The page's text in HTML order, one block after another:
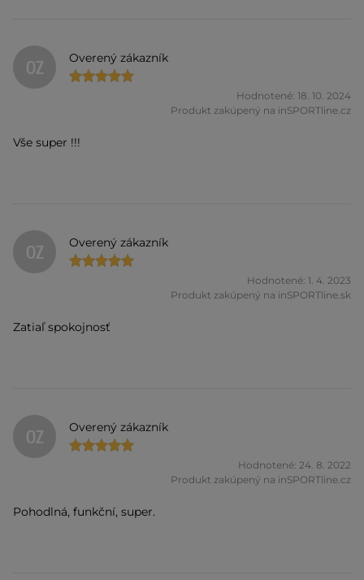
OZ Overený zákazník
Hodnotené: 18. 10. 2024
Produkt zakúpený na inSPORTline.cz
Vše super !!!
OZ Overený zákazník
Hodnotené: 1. 4. 2023
Produkt zakúpený na inSPORTline.sk
Zatiaľ spokojnosť
OZ Overený zákazník
Hodnotené: 24. 8. 2022
Produkt zakúpený na inSPORTline.cz
Pohodlná, funkční, super.